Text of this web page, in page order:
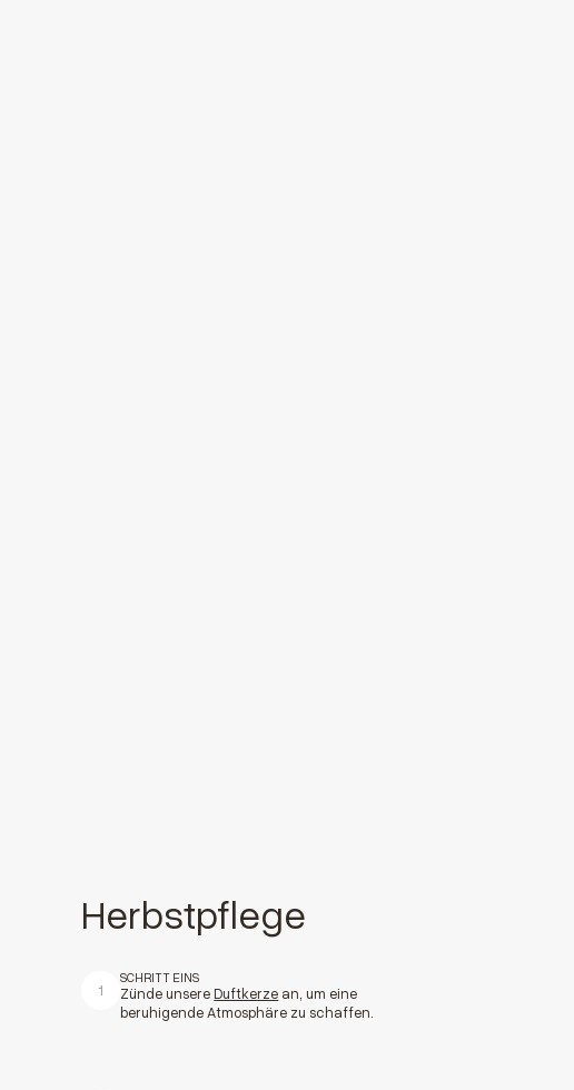
Herbstpflege
1
SCHRITT EINS
Zünde unsere Duftkerze an, um eine
beruhigende Atmosphäre zu schaffen.